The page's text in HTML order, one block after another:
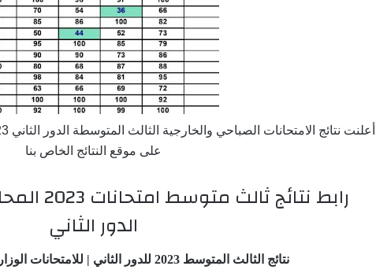
على موقع النتائج الخاص بنا
رابط
الدور الثاني
نتائج الثالث المتوسط 2023 للدور الثاني | للامتحانات الوزاريه جميع المحافظات